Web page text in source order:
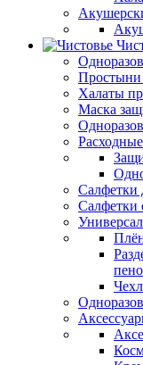
Халаты
Маска
Салфетки
Салфетки